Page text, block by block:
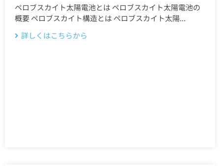
ペロブスカイト太陽電池とは ペロブスカイト太陽電池の
概要 ペロブスカイト構造とは ペロブスカイト太陽...
詳しくはこちらから